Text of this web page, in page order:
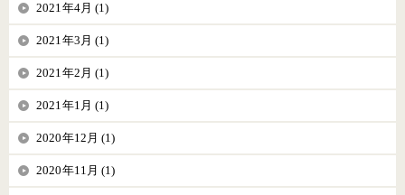
2021年4月 (1)
2021年3月 (1)
2021年2月 (1)
2021年1月 (1)
2020年12月 (1)
2020年11月 (1)